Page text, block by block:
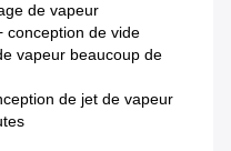
de vapeur
conception de vide
vapeur beaucoup de
de jet de vapeur